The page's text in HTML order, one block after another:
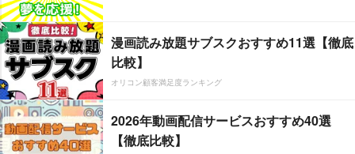
漫画読み放題サブスクおすすめ11選【徹底
比較】
オリコン顧客満足度ランキング
2026年動画配信サービスおすすめ40選
【徹底比較】